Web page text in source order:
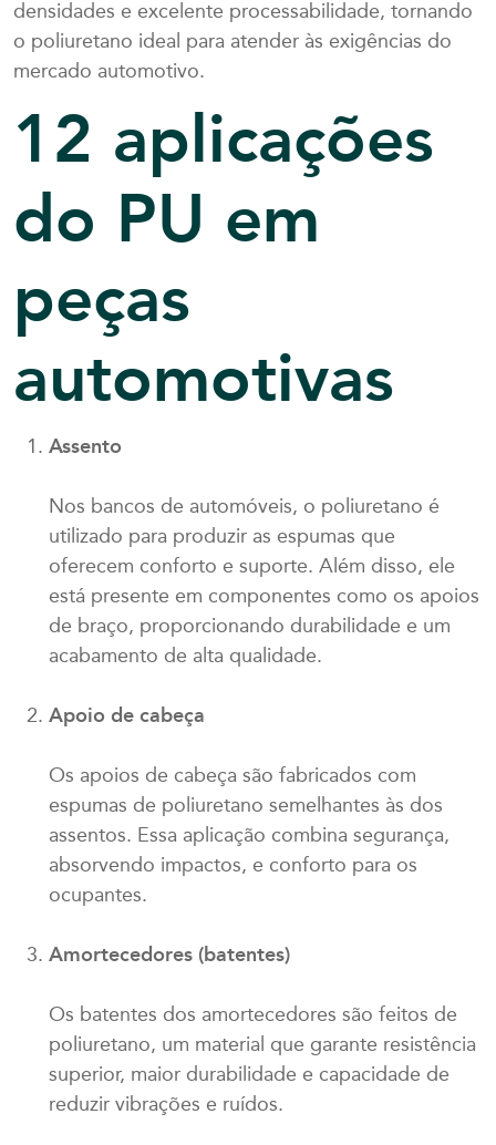
densidades e excelente processabilidade, tornando
o poliuretano ideal para atender às exigências do
mercado automotivo.
12 aplicações
do PU em
peças
automotivas
Assento
Nos bancos de automóveis, o poliuretano é
utilizado para produzir as espumas que
oferecem conforto e suporte. Além disso, ele
está presente em componentes como os apoios
de braço, proporcionando durabilidade e um
acabamento de alta qualidade.
Apoio de cabeça
Os apoios de cabeça são fabricados com
espumas de poliuretano semelhantes às dos
assentos. Essa aplicação combina segurança,
absorvendo impactos, e conforto para os
ocupantes.
Amortecedores (batentes)
Os batentes dos amortecedores são feitos de
poliuretano, um material que garante resistência
superior, maior durabilidade e capacidade de
reduzir vibrações e ruídos.